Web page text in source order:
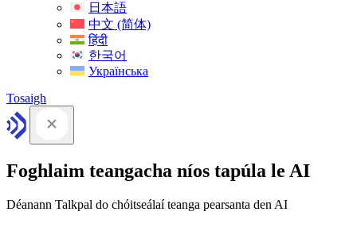
日本語
中文 (简体)
हिंदी
한국어
Українська
Tosaigh
Foghlaim teangacha níos tapúla le AI
Déanann Talkpal do chóitseálaí teanga pearsanta den AI